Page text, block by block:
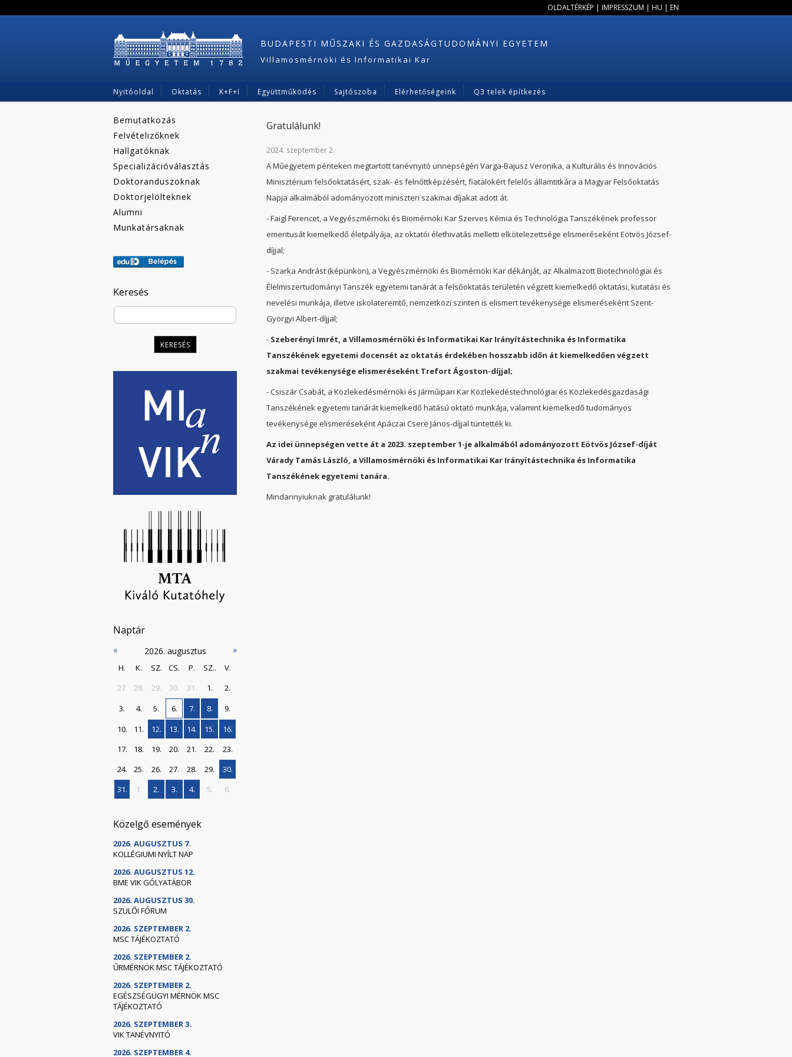
OLDALTÉRKÉP | IMPRESSZUM | HU | EN
BUDAPESTI MŰSZAKI ÉS GAZDASÁGTUDOMÁNYI EGYETEM
Villamosmérnöki és Informatikai Kar
Nyitóoldal Oktatás K+F+I Együttműködés Sajtószoba Elérhetőségeink Q3 telek építkezés
Bemutatkozás
Felvételizőknek
Hallgatóknak
Specializációválasztás
Doktoranduszoknak
Doktorjelölteknek
Alumni
Munkatársaknak
Keresés
Naptár
« 2026. augusztus »
H. K. SZ. CS. P. SZ..
V.
27.
28. 29. 30. 31. 1.
2.
3.
4. 5. 6. 7. 8.
9.
10.
11. 12. 13. 14. 15.
16.
17.
18. 19. 20. 21. 22.
23.
24.
25. 26. 27. 28. 29.
30.
31.
1. 2. 3. 4. 5. 6.
Közelgő események
2026. AUGUSZTUS 7.
KOLLÉGIUMI NYÍLT NAP
2026. AUGUSZTUS 12.
BME VIK GÓLYATÁBOR
2026. AUGUSZTUS 30.
SZÜLŐI FÓRUM
2026. SZEPTEMBER 2.
MSC TÁJÉKOZTATÓ
2026. SZEPTEMBER 2.
ŰRMÉRNÖK MSC TÁJÉKOZTATÓ
2026. SZEPTEMBER 2.
EGÉSZSÉGÜGYI MÉRNÖK MSC
TÁJÉKOZTATÓ
2026. SZEPTEMBER 3.
VIK TANÉVNYITÓ
2026. SZEPTEMBER 4.
Gratulálunk!
2024. szeptember 2.
A Műegyetem pénteken megtartott tanévnyitó ünnepségén Varga-Bajusz Veronika, a Kulturális és Innovációs
Minisztérium felsőoktatásért, szak- és felnőttképzésért, fiatalokért felelős államtitkára a Magyar Felsőoktatás
Napja alkalmából adományozott miniszteri szakmai díjakat adott át.
- Faigl Ferencet, a Vegyészmérnöki és Biomérnöki Kar Szerves Kémia és Technológia Tanszékének professor
emeritusát kiemelkedő életpályája, az oktatói élethivatás melletti elkötelezettsége elismeréseként Eötvös József-
díjjal;
- Szarka Andrást (képünkön), a Vegyészmérnöki és Biomérnöki Kar dékánját, az Alkalmazott Biotechnológiai és
Élelmiszertudományi Tanszék egyetemi tanárát a felsőoktatás területén végzett kiemelkedő oktatási, kutatási és
nevelési munkája, illetve iskolateremtő, nemzetközi szinten is elismert tevékenysége elismeréseként Szent-
Györgyi Albert-díjjal;
- Szeberényi Imrét, a Villamosmérnöki és Informatikai Kar Irányítástechnika és Informatika
Tanszékének egyetemi docensét az oktatás érdekében hosszabb időn át kiemelkedően végzett
szakmai tevékenysége elismeréseként Trefort Ágoston-díjjal;
- Csiszár Csabát, a Közlekedésmérnöki és Járműipari Kar Közlekedéstechnológiai és Közlekedésgazdasági
Tanszékének egyetemi tanárát kiemelkedő hatású oktató munkája, valamint kiemelkedő tudományos
tevékenysége elismeréseként Apáczai Csere János-díjjal tüntették ki.
Az idei ünnepségen vette át a 2023. szeptember 1-je alkalmából adományozott Eötvös József-díját
Várady Tamás László, a Villamosmérnöki és Informatikai Kar Irányítástechnika és Informatika
Tanszékének egyetemi tanára.
Mindannyiuknak gratulálunk!